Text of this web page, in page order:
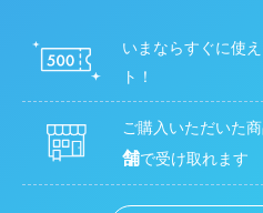
いまならすぐに使え
ト！
ご購入いただいた
舗で受け取れます